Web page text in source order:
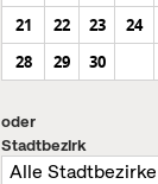
21
22 23 24
28
29 30
oder
Stadtbezirk